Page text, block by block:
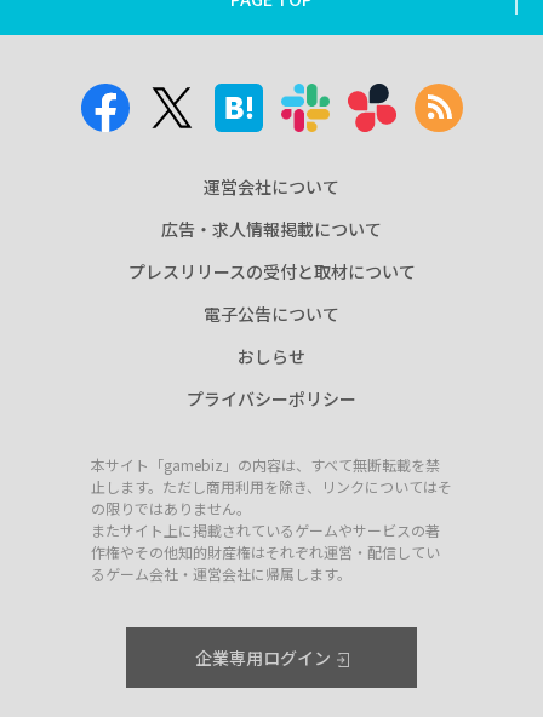
運営会社について
広告・求人情報掲載について
プレスリリースの受付と取材について
電子公告について
おしらせ
プライバシーポリシー
本サイト「gamebiz」の内容は、すべて無断転載を禁
止します。ただし商用利用を除き、リンクについてはそ
の限りではありません。
またサイト上に掲載されているゲームやサービスの著
作権やその他知的財産権はそれぞれ運営・配信してい
るゲーム会社・運営会社に帰属します。
企業専用ログイン